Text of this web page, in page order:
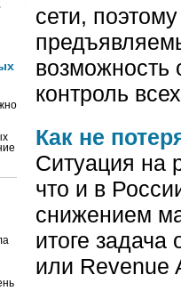
сети,
возможность
контроль
Как не
Ситуация на
что и в
снижением
итоге
или